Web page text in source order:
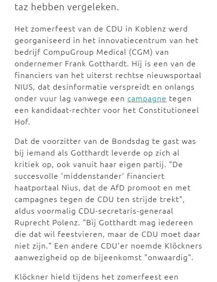
taz hebben vergeleken.
Het zomerfeest van de CDU in Koblenz werd
georganiseerd in het innovatiecentrum van het
bedrijf CompuGroup Medical (CGM) van
ondernemer Frank Gotthardt. Hij is een van de
financiers van het uiterst rechtse nieuwsportaal
NIUS, dat desinformatie verspreidt en onlangs
onder vuur lag vanwege een campagne tegen
een kandidaat-rechter voor het Constitutioneel
Hof.
Dat de voorzitter van de Bondsdag te gast was
bij iemand als Gotthardt leverde op zich al
kritiek op, ook vanuit haar eigen partij. "De
succesvolle 'middenstander' financiert
haatportaal Nius, dat de AfD promoot en met
campagnes tegen de CDU ten strijde trekt",
aldus voormalig CDU-secretaris-generaal
Ruprecht Polenz. "Bij Gotthardt mag iedereen
die dat wil feestvieren, maar de CDU moet daar
niet zijn." Een andere CDU'er noemde Klöckners
aanwezigheid op de bijeenkomst "onwaardig".
Klöckner hield tijdens het zomerfeest een